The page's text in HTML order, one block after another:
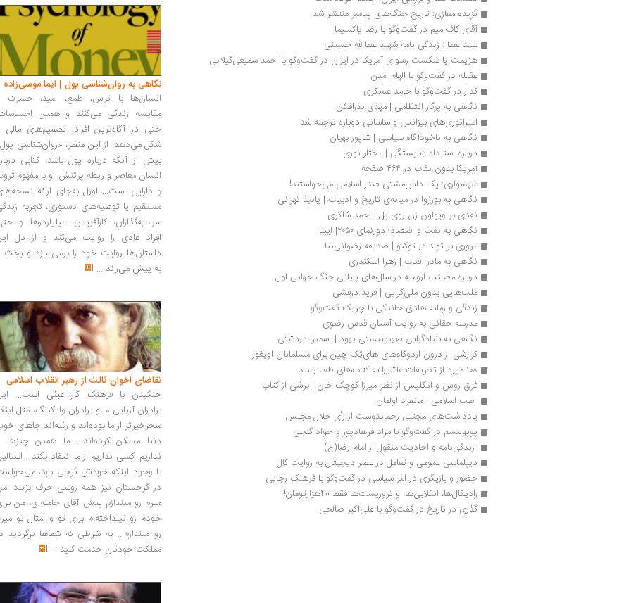
گزیده مغازی: تاریخ جنگ‌های پیامبر منتشر شد
آقای کاف میم در گفت‌وگو با رضا پاکسیما
سید عطا : زندگی نامه شهید عطاالله حسینی
هزیمت یا شکست رسوای آمریکا در ایران در گفت‌وگو با احمد سمیعی‌گیلانی
عقیله در گفت‌وگو با الهام امین
گدار در گفت‌وگو با حامد عسگری
نگاهی به پرگار انتظامی | مهدی بذرافکن
امپراتوری‌های بیزانس و ساسانی دوباره ترجمه شد
نگاهی به ناخودآگاه سیاسی | شاپور بهیان
درباره استبداد شایستگی | مختار نوری
آمریکا بدون نقاب در ۴۶۴ صفحه
شهسواری: یک داش‌مشتی صدر اسلامی می‌خواستند!
نگاهی به بورژوا در میانه‌ی تاریخ و ادبیات | پانیذ تهرانی
نقدی بر ویولون زن روی پل | احمد شاکری
نگاهی به نفت و اقتصاد؛ دورنمای ۲۰۵۰| ایبنا
مروری بر تولد در توکیو | صدیقه رضوانی‌نیا
نگاهی به مادر آفتاب | زهرا اسکندری
درباره مصائب ارومیه در سال‌های پایانی جنگ جهانی اول
ملت‌هایی بدون ملی‌گرایی | فرید درفشی
زندگی و زمانه هادی خانیکی با چریک گفت‌وگو
مدرسه حقانی به روایت آستان قدس رضوی
نگاهی به بنیادگرایی صهیونیستی یهود |  سمیرا دردشتی
گزارشی از درون اردوگاه‌های های‌تِک چین برای مسلمانان اویغور
۱۰۸ مورد از تحریفات عاشورا به کتاب‌های طف رسید
فرق روس و انگلیس از نظر میرزا کوچک خان | برشی از کتاب
طب اسلامی | مانفرد اولمان
یادداشت‌های مجتبی رحماندوست از رأی حلال مجلس
پوپولیسم در گفت‌وگو با مراد فرهادپور و جواد گنجی
زندگی‌نامه و احادیث منقول از امام رضا(ع)
دیپلماسی عمومی و تعامل در عصر دیجیتال به روایت کال
حضور و بازیگری در امر سیاسی در گفت‌وگو با فرهنگ رجایی
رادیکال‌ها، انقلابی‌ها، و تروریست‌ها فقط 40هزارتومان!
گذری در تاریخ در گفت‌وگو با علی‌اکبر صالحی
نگاهی به روان‌شناسی پول | ایما موسی‌زاده
انسان‌ها با ترس، طمع، امید، حسرت
مقایسه زندگی می‌کنند و همین
حتی در آگاه‌ترین افراد، تصمیم‌های مالی
شکل می‌دهد. از این منظر، «روان‌شناسی
بیش از آنکه درباره پول باشد، کتابی
انسان معاصر و رابطه پرتنش او با مفهوم
و دارایی است... اوزل به‌جای ارائه
مستقیم یا توصیه‌های دستوری، تجربه
سرمایه‌گذاران، کارآفرینان، میلیاردرها و
افراد عادی را روایت می‌کند و از دل
داستان‌ها روایت خود را برمی‌سازد و بحث
به پیش می‌راند ...
تقاضای اخوان ثالث از رهبر انقلاب اسلامی
جنگیدن با فرهنگ کار عبثی است...
برادران آریایی ما و برادران وایکینگ، مثل
سحرخیزتر از ما بوده‌اند و رفته‌اند جاهای
دنیا مسکن کرده‌اند... ما همین چیزها
نداریم. کسی نداریم از ما انتقاد بکند...
با وجود اینکه خودش گرجی بود،
در گرجستان نیز همه روسی حرف
میرم رو میندازم پیش آقای خامنه‌ای، من
خودم رو نینداخته‌ام برای تو و امثال تو
رو میندازم... به شرطی که شماها برگردید
مملکت خودتان خدمت کنید ...